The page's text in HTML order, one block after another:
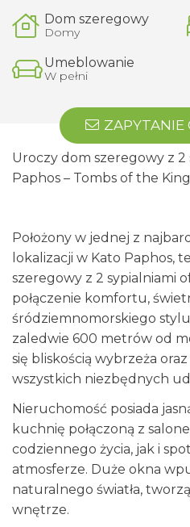
Dom szeregowy
Domy
Umeblowanie
W pełni
ZAPYTANIE
Uroczy dom szeregowy z 2
Paphos – Tombs of the
Położony w jednej z
lokalizacji w Kato Paphos,
szeregowy z 2 sypialniami
połączenie komfortu,
śródziemnomorskiego
zaledwie 600 metrów od
się bliskością wybrzeża
wszystkich niezbędnych
Nieruchomość posiada
kuchnię połączoną z
codziennego życia, jak i
atmosferze. Duże okna
naturalnego światła,
wnętrze.